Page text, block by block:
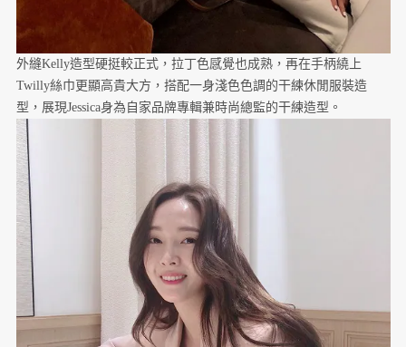
外縫Kelly造型硬挺較正式，拉丁色感覺也成熟，再在手柄繞上
Twilly絲巾更顯高貴大方，搭配一身淺色色調的干練休閒服裝造
型，展現Jessica身為自家品牌專輯兼時尚總監的干練造型。